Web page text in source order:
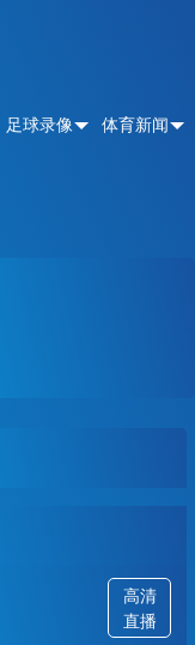
足球录像 体育新闻
高清
直播